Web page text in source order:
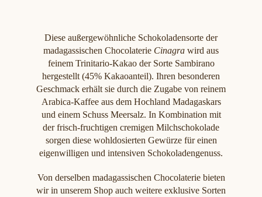
Diese außergewöhnliche Schokoladensorte der
madagassischen Chocolaterie Cinagra wird aus
feinem Trinitario-Kakao der Sorte Sambirano
hergestellt (45% Kakaoanteil). Ihren besonderen
Geschmack erhält sie durch die Zugabe von reinem
Arabica-Kaffee aus dem Hochland Madagaskars
und einem Schuss Meersalz. In Kombination mit
der frisch-fruchtigen cremigen Milchschokolade
sorgen diese wohldosierten Gewürze für einen
eigenwilligen und intensiven Schokoladengenuss.
Von derselben madagassischen Chocolaterie bieten
wir in unserem Shop auch weitere exklusive Sorten